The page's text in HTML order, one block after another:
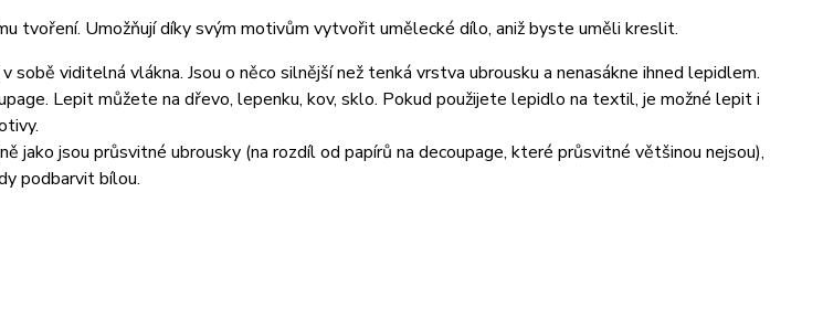
tvoření. Umožňují díky svým motivům vytvořit umělecké dílo, aniž byste uměli kreslit.
sobě viditelná vlákna. Jsou o něco silnější než tenká vrstva ubrousku a nenasákne ihned lepidlem.
Lepit můžete na dřevo, lepenku, kov, sklo. Pokud použijete lepidlo na textil, je možné lepit i
jako jsou průsvitné ubrousky (na rozdíl od papírů na decoupage, které průsvitné většinou nejsou),
podbarvit bílou.